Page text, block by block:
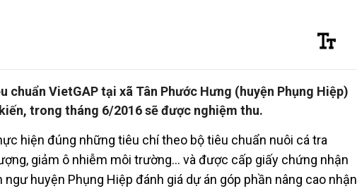
chuẩn VietGAP tại xã Tân Phước Hưng (huyện Phụng Hiệp)
trong tháng 6/2016 sẽ được nghiệm thu.
hiện đúng những tiêu chí theo bộ tiêu chuẩn nuôi cá tra
giảm ô nhiễm môi trường… và được cấp giấy chứng nhận
huyện Phụng Hiệp đánh giá dự án góp phần nâng cao nhận